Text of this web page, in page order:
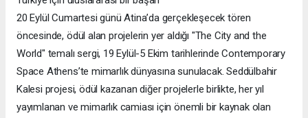
20 Eylül Cumartesi günü Atina’da gerçekleşecek tören
öncesinde, ödül alan projelerin yer aldığı "The City and the
World" temalı sergi, 19 Eylül-5 Ekim tarihlerinde Contemporary
Space Athens’te mimarlık dünyasına sunulacak. Seddülbahir
Kalesi projesi, ödül kazanan diğer projelerle birlikte, her yıl
yayımlanan ve mimarlık camiası için önemli bir kaynak olan